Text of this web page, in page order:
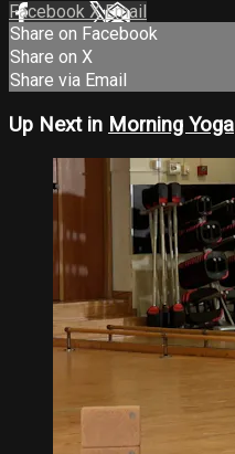
Facebook XEmail
Share on Facebook
Share on X
Share via Email
Up Next in Morning Yoga